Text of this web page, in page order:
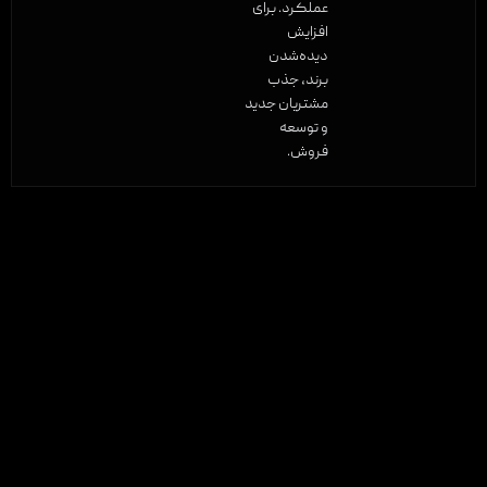
عملکرد. برای
افزایش
دیده‌شدن
برند، جذب
مشتریان جدید
و توسعه
فروش.